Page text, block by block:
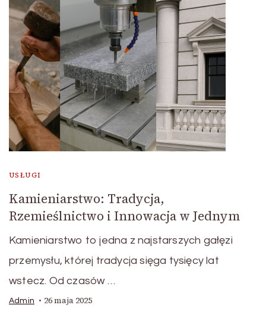
USŁUGI
Kamieniarstwo: Tradycja,
Rzemieślnictwo i Innowacja w Jednym
Kamieniarstwo to jedna z najstarszych gałęzi
przemysłu, której tradycja sięga tysięcy lat
wstecz. Od czasów …
Admin 26 maja 2025